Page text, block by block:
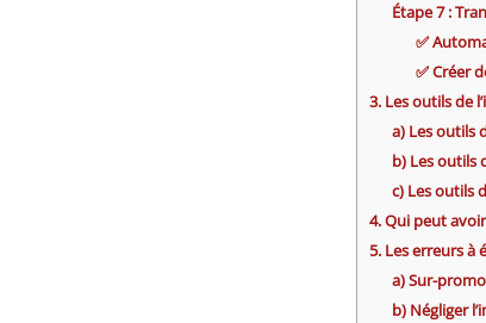
Étape 7 :
✅
✅ Créer
3. Les outils de
a) Les outils
b) Les outils
c) Les outils
4. Qui peut
5. Les erreurs à
a) Sur-
b) Négliger